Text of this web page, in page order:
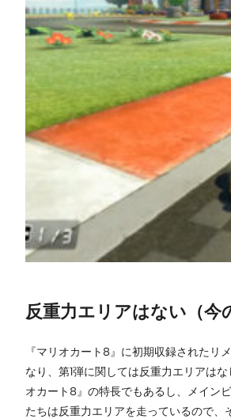
反重力エリアはない（今
『マリオカート8』に初期収録されたリ
なり、第1弾に関しては反重力エリアは
オカート8』の特長でもあるし、メイン
たちは反重力エリアを走っているので、